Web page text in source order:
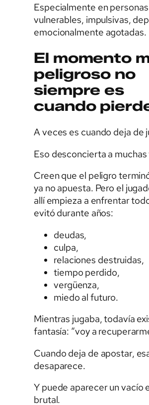
Especialmente en personas
vulnerables, impulsivas,
emocionalmente agotadas.
El momento
peligroso no
siempre es
cuando
A veces es cuando deja de
Eso desconcierta a
Creen que el peligro
ya no apuesta. Pero el
allí empieza a enfrentar
evitó durante años:
deudas,
culpa,
relaciones destruidas,
tiempo perdido,
vergüenza,
miedo al futuro.
Mientras jugaba, todavía
fantasía: “voy a
Cuando deja de apostar,
desaparece.
Y puede aparecer un vacío
brutal.